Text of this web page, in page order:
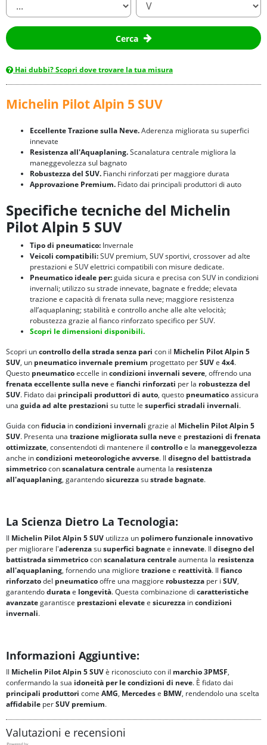
Cerca
Hai dubbi? Scopri dove trovare la tua misura
Michelin Pilot Alpin 5 SUV
Eccellente Trazione sulla Neve.Aderenza migliorata su superfici
innevate
Resistenza all'Aquaplaning.Scanalatura centrale migliora la
maneggevolezza sul bagnato
Robustezza del SUV. Fianchi rinforzati per maggiore durata
Approvazione Premium. Fidato dai principali produttori di auto
Specifiche tecniche del Michelin
Pilot Alpin 5 SUV
Tipo di pneumatico: Invernale
Veicoli compatibili:SUV premium, SUV sportivi, crossover ad alte
prestazioni e SUV elettrici compatibili con misure dedicate.
Pneumatico ideale per:guida sicura e precisa con SUV in condizioni
invernali; utilizzo su strade innevate, bagnate e fredde; elevata
trazione e capacità di frenata sulla neve; maggiore resistenza
all’aquaplaning; stabilità e controllo anche alle alte velocità;
robustezza grazie al fianco rinforzato specifico per SUV.
Scopri le dimensioni disponibili.
Scopri uncontrollo della strada senza pari con il Michelin Pilot Alpin 5
SUV, un pneumatico invernale premium progettato perSUVe 4x4.
Questo pneumaticoeccelle incondizioni invernali severe, offrendo una
frenata eccellente sulla nevee fianchi rinforzati per la robustezza del
SUV. Fidato dai principali produttori di auto, questo pneumaticoassicura
una guida ad alte prestazioni su tutte le superfici stradali invernali.
Guida confiducia incondizioni invernali grazie al Michelin Pilot Alpin 5
SUV. Presenta una trazione migliorata sulla nevee prestazioni di frenata
ottimizzate, consentendoti di mantenere il controlloe la maneggevolezza
anche incondizioni meteorologiche avverse. Il disegno del battistrada
simmetricoconscanalatura centraleaumenta la resistenza
all'aquaplaning, garantendosicurezzasustrade bagnate.
La Scienza Dietro La Tecnologia:
Il Michelin Pilot Alpin 5 SUV utilizza un polimero funzionale innovativo
per migliorare l'aderenzasusuperfici bagnatee innevate. Il disegno del
battistrada simmetricoconscanalatura centraleaumenta la resistenza
all'aquaplaning, fornendo una migliore trazionee reattività. Il fianco
rinforzatodel pneumaticooffre una maggiore robustezza per i SUV,
garantendoduratae longevità. Questa combinazione di caratteristiche
avanzategarantisce prestazioni elevatee sicurezza incondizioni
invernali.
Informazioni Aggiuntive:
Il Michelin Pilot Alpin 5 SUVè riconosciuto con il marchio 3PMSF,
confermando la sua idoneità per le condizioni di neve. È fidato dai
principali produttori come AMG, Mercedese BMW, rendendolo una scelta
affidabile perSUV premium.
Valutazioni e recensioni